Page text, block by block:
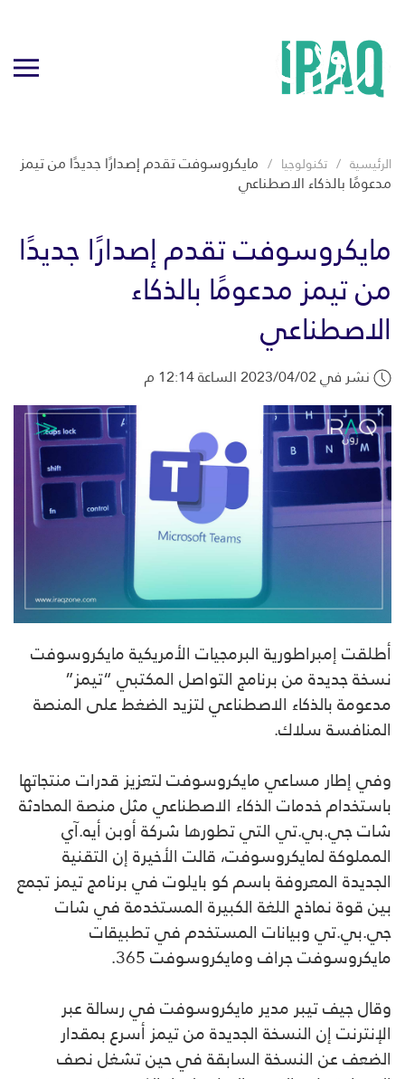
الرئيسية تكنولوجيا مايكروسوفت تقدم إصدارًا جديدًا من تيمز
مدعومًا بالذكاء الاصطناعي
مايكروسوفت تقدم إصدارًا جديدًا
من تيمز مدعومًا بالذكاء
الاصطناعي
نشر في 2023/04/02 الساعة 12:14 م
أطلقت إمبراطورية البرمجيات الأمريكية مايكروسوفت
نسخة جديدة من برنامج التواصل المكتبي “تيمز”
مدعومة بالذكاء الاصطناعي لتزيد الضغط على المنصة
المنافسة سلاك.
وفي إطار مساعي مايكروسوفت لتعزيز قدرات منتجاتها
باستخدام خدمات الذكاء الاصطناعي مثل منصة المحادثة
شات جي.بي.تي التي تطورها شركة أوبن أيه.آي
المملوكة لمايكروسوفت، قالت الأخيرة إن التقنية
الجديدة المعروفة باسم كو بايلوت في برنامج تيمز تجمع
بين قوة نماذج اللغة الكبيرة المستخدمة في شات
جي.بي.تي وبيانات المستخدم في تطبيقات
مايكروسوفت جراف ومايكروسوفت 365.
وقال جيف تيبر مدير مايكروسوفت في رسالة عبر
الإنترنت إن النسخة الجديدة من تيمز أسرع بمقدار
الضعف عن النسخة السابقة في حين تشغل نصف